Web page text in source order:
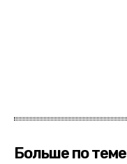
Больше по теме